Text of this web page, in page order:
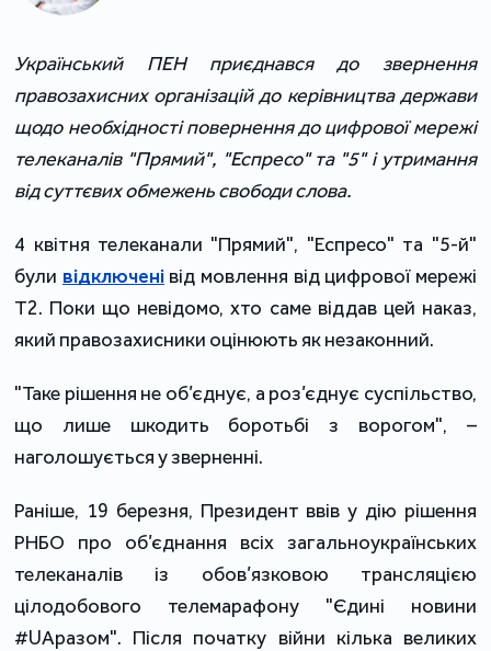
Український ПЕН приєднався до звернення
правозахисних організацій до керівництва держави
щодо необхідності повернення до цифрової мережі
телеканалів "Прямий", "Еспресо" та "5" і утримання
від суттєвих обмежень свободи слова.
4 квітня телеканали "Прямий", "Еспресо" та "5-й"
були відключенівід мовлення від цифрової мережі
Т2. Поки що невідомо, хто саме віддав цей наказ,
який правозахисники оцінюють як незаконний.
"Таке рішення не об’єднує, а роз’єднує суспільство,
що лише шкодить боротьбі з ворогом", –
наголошується у зверненні.
Раніше, 19 березня, Президент ввів у дію рішення
РНБО про об’єднання всіх загальноукраїнських
телеканалів із обов’язковою трансляцією
цілодобового телемарафону "Єдині новини
#UАразом". Після початку війни кілька великих